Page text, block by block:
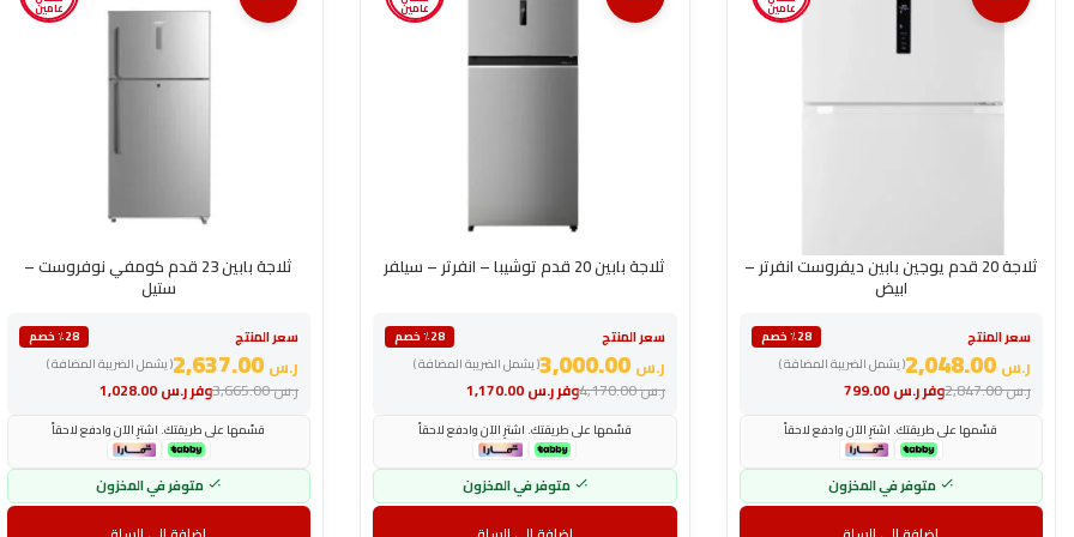
عامين
ثلاجة 20 قدم يوجين بابين ديفروست انفرتر –
ابيض
سعر المنتج
٪28 خصم
( يشمل الضريبة المضافة )
ر.س
وفرر.س ر.س2,847.00
قسّمها على طريقتك. اشترِ الآن وادفع لاحقاً
متوفر في المخزون
عامين
ثلاجة بابين 20 قدم توشيبا – انفرتر – سيلفر
سعر المنتج
٪28 خصم
( يشمل الضريبة المضافة )
ر.س 3,000.00
وفرر.س1,170.00 ر.س4,170.00
قسّمها على طريقتك. اشترِ الآن وادفع لاحقاً
متوفر في المخزون
عامين
ثلاجة بابين 23 قدم كومفي نوفروست –
ستيل
سعر المنتج
٪28 خصم
( يشمل الضريبة المضافة )
ر.س
وفرر.س ر.س3,665.00
قسّمها على طريقتك. اشترِ الآن وادفع لاحقاً
متوفر في المخزون